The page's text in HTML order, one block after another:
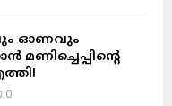
ഓണവും
0